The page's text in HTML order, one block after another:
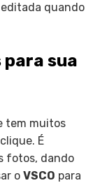
quando
para sua
tem muitos
É
fotos, dando
o VSCO para